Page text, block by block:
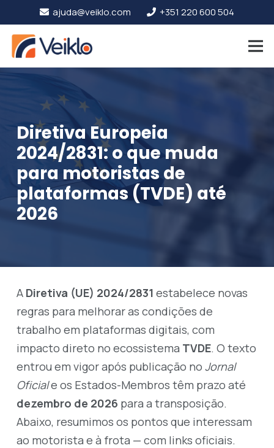
ajuda@veiklo.com +351 220 600 504
Diretiva Europeia
2024/2831: o que muda
para motoristas de
plataformas (TVDE) até
2026
A Diretiva (UE) 2024/2831 estabelece novas
regras para melhorar as condições de
trabalho em plataformas digitais, com
impacto direto no ecossistema TVDE. O texto
entrou em vigor após publicação no Jornal
Oficiale os Estados-Membros têm prazo até
dezembro de 2026 para a transposição.
Abaixo, resumimos os pontos que interessam
ao motorista e à frota — com links oficiais.